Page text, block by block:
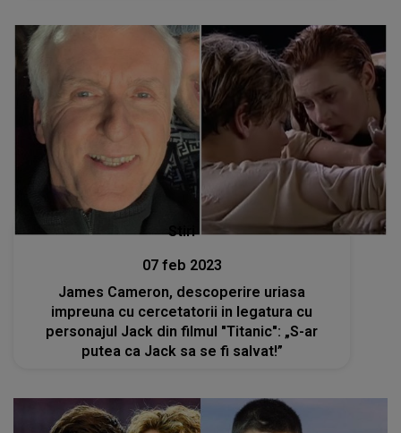
Stiri
07 feb 2023
James Cameron, descoperire uriasa
impreuna cu cercetatorii in legatura cu
personajul Jack din filmul "Titanic": „S-ar
putea ca Jack sa se fi salvat!”